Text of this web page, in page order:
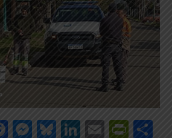
Facebook
Messenger
Bluesky
LinkedIn
Email